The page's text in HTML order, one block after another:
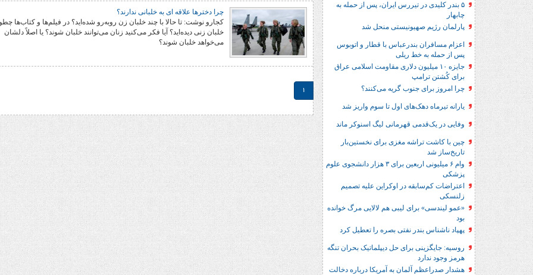
۵ بندر کلیدی در تیررس ایران، پس از حمله به
چابهار
پارلمان رژیم صهیونیستی منحل شد
اعزام مسافران بندرعباس با قطار و اتوبوس
پس از حمله به خط ریلی
جایزه ۱۰ میلیون دلاری مقاومت اسلامی عراق
برای کُشتن ترامپ
چرا امروز برای جنوب گریه می‌کنند؟
یارانه تیرماه دهک‌های اول تا سوم واریز شد
وفایی در یک‎‌قدمی قهرمانی لیگ اسنوکر ماند
چین با کاشت تراشه مغزی برای نخستین‌بار
تاریخ‌ساز شد
وام ۶ میلیونی اربعین برای ۳ هزار دانشجوی علوم
پزشکی
اعتراضات کم‌سابقه در اوکراین علیه تصمیم
زلنسکی
«عمو لیندسی» برای لیبی هم لالایی مرگ خوانده
بود
پهپاد ناشناس بندر نفتی بصره را تعطیل کرد
روسیه: جایگزینی برای حل‌ دیپلماتیک بحران تنگه
هرمز وجود ندارد
هشدار صدراعظم آلمان به آمریکا درباره دخالت
چرا دخترها علاقه ای به خلبانی ندارند؟
کجارو نوشت: تا حالا با چند خلبان زن روبه‌رو شده‌اید؟ در فیلم‌ها و کتاب‌ها
خلبان زنی دیده‌اید؟ آیا فکر می‌کنید زنان می‌توانند خلبان شوند؟ یا اصلاً دلشان
می‌خواهد خلبان شوند؟
1